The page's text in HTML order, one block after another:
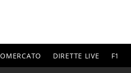
DIRETTE LIVE F1